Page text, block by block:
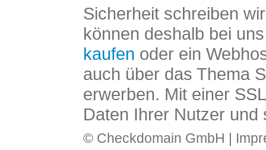
Sicherheit schreiben
können deshalb bei
kaufen oder ein
auch über das Thema
erwerben. Mit einer
Daten Ihrer Nutzer und
© Checkdomain GmbH |